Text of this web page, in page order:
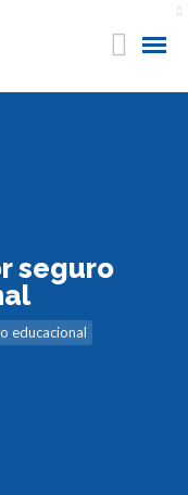
seguro
educacional